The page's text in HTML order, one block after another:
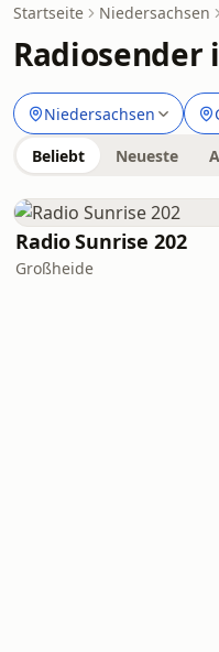
Startseite Niedersachsen
Radiosender
Niedersachsen
Beliebt Neueste
Radio Sunrise 202
Großheide